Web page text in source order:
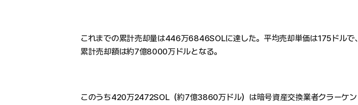
これまでの累計売却量は446万6846SOLに達した。平均売却単価は175ドルで、
累計売却額は約7億8000万ドルとなる。
このうち420万2472SOL（約7億3860万ドル）は暗号資産交換業者クラーケン